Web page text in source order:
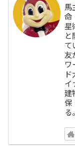
馬
命
星
て
友
ワ
イ
建
保
る。